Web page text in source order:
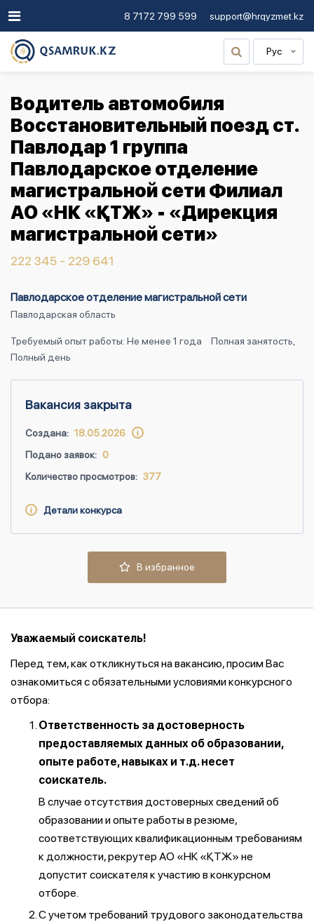
8 7172 799 599 support@hrqyzmet.kz
Рус
Водитель автомобиля
Восстановительный поезд ст.
Павлодар 1 группа
Павлодарское отделение
магистральной сети Филиал
АО «НК «ҚТЖ» - «Дирекция
магистральной сети»
222 345 - 229 641
Павлодарское отделение магистральной сети
Павлодарская область
Требуемый опыт работы: Не менее 1 года
Полная занятость,
Полный день
Вакансия закрыта
Создана: 18.05.2026
Подано заявок: 0
Количество просмотров: 377
Детали конкурса
В избранное
Уважаемый соискатель!
Перед тем, как откликнуться на вакансию, просим Вас
ознакомиться с обязательными условиями конкурсного
отбора:
Ответственность за достоверность
предоставляемых данных об образовании,
опыте работе, навыках и т.д. несет
соискатель.
В случае отсутствия достоверных сведений об
образовании и опыте работы в резюме,
соответствующих квалификационным требованиям
к должности, рекрутер АО «НК «ҚТЖ» не
допустит соискателя к участию в конкурсном
отборе.
С учетом требований трудового законодательства